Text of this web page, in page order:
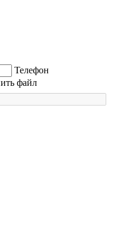
Телефон
файл